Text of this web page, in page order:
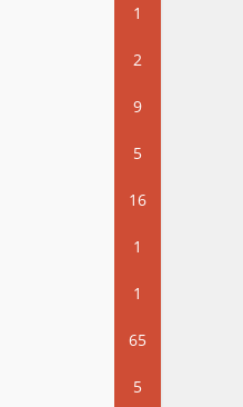
1
2
9
5
16
1
1
65
5